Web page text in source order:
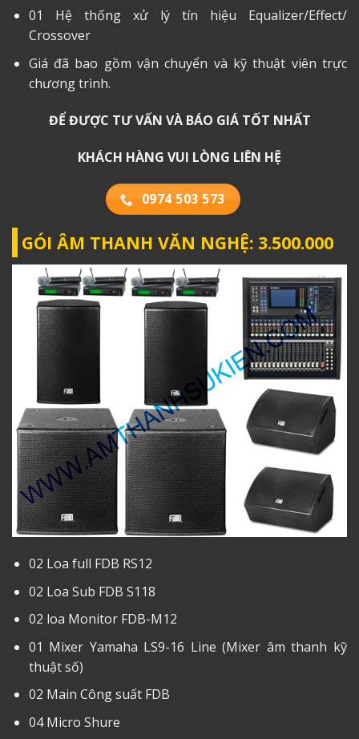
01 Hệ thống xử lý tín hiệu Equalizer/Effect/
Crossover
Giá đã bao gồm vận chuyển và kỹ thuật viên trực
chương trình.
ĐỂ ĐƯỢC TƯ VẤN VÀ BÁO GIÁ TỐT NHẤT
KHÁCH HÀNG VUI LÒNG LIÊN HỆ
0974 503 573
GÓI ÂM THANH VĂN NGHỆ: 3.500.000
02 Loa full FDB RS12
02 Loa Sub FDB S118
02 loa Monitor FDB-M12
01 Mixer Yamaha LS9-16 Line (Mixer âm thanh kỹ
thuật số)
02 Main Công suất FDB
04 Micro Shure